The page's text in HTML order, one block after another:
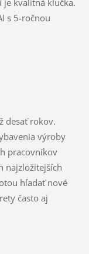
s 5-ročnou
desať rokov.
výroby
pracovníkov
najzložitejších
hľadať nové
často aj